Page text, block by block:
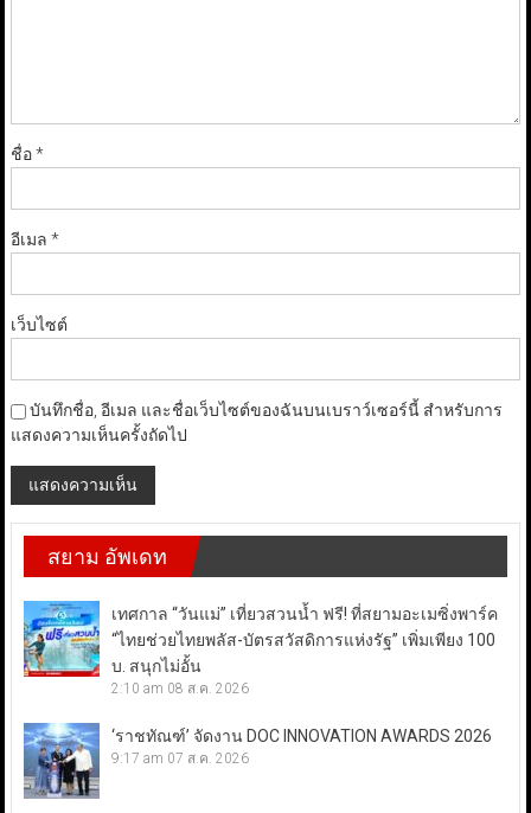
ชื่อ*
อีเมล *
เว็บไซต์
บันทึกชื่อ, อีเมล และชื่อเว็บไซต์ของฉันบนเบราว์เซอร์นี้ สำหรับการ
แสดงความเห็นครั้งถัดไป
สยาม อัพเดท
เทศกาล “วันแม่” เที่ยวสวนน้ำ ฟรี! ที่สยามอะเมซิ่งพาร์ค
“ไทยช่วยไทยพลัส-บัตรสวัสดิการแห่งรัฐ” เพิ่มเพียง 100
บ. สนุกไม่อั้น
2:10 am 08 ส.ค. 2026
‘ราชทัณฑ์’ จัดงาน DOC INNOVATION AWARDS 2026
9:17 am 07 ส.ค. 2026